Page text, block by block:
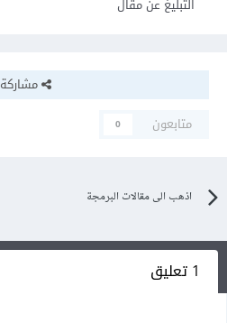
التبليغ عن مقال
مشاركة
متابعون
0
اذهب الى مقالات البرمجة
1 تعليق